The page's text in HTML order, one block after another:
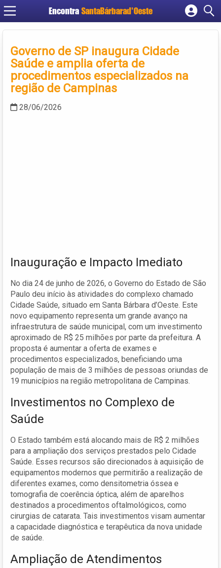
Encontra SantaBárbarad'Oeste
Cadastrar empresa
Criar conta
Governo de SP inaugura Cidade
Saúde e amplia oferta de
procedimentos especializados na
região de Campinas
28/06/2026
Inauguração e Impacto Imediato
No dia 24 de junho de 2026, o Governo do Estado de São
Paulo deu início às atividades do complexo chamado
Cidade Saúde, situado em Santa Bárbara d’Oeste. Este
novo equipamento representa um grande avanço na
infraestrutura de saúde municipal, com um investimento
aproximado de R$ 25 milhões por parte da prefeitura. A
proposta é aumentar a oferta de exames e
procedimentos especializados, beneficiando uma
população de mais de 3 milhões de pessoas oriundas de
19 municípios na região metropolitana de Campinas.
Investimentos no Complexo de
Saúde
O Estado também está alocando mais de R$ 2 milhões
para a ampliação dos serviços prestados pelo Cidade
Saúde. Esses recursos são direcionados à aquisição de
equipamentos modernos que permitirão a realização de
diferentes exames, como densitometria óssea e
tomografia de coerência óptica, além de aparelhos
destinados a procedimentos oftalmológicos, como
cirurgias de catarata. Tais investimentos visam aumentar
a capacidade diagnóstica e terapêutica da nova unidade
de saúde.
Ampliação de Atendimentos